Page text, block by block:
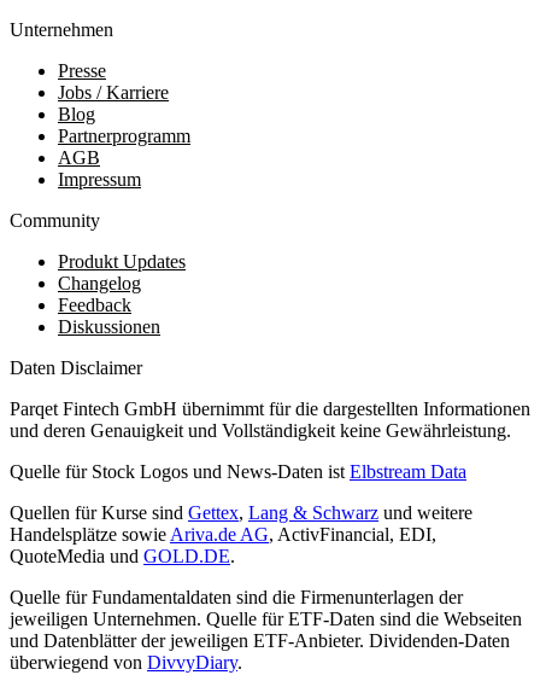
Unternehmen
Presse
Jobs / Karriere
Blog
Partnerprogramm
AGB
Impressum
Community
Produkt Updates
Changelog
Feedback
Diskussionen
Daten Disclaimer
Parqet Fintech GmbH übernimmt für die dargestellten Informationen
und deren Genauigkeit und Vollständigkeit keine Gewährleistung.
Quelle für Stock Logos und News-Daten ist Elbstream Data
Quellen für Kurse sind Gettex, Lang & Schwarz und weitere
Handelsplätze sowie Ariva.de AG, ActivFinancial, EDI,
QuoteMedia und GOLD.DE.
Quelle für Fundamentaldaten sind die Firmenunterlagen der
jeweiligen Unternehmen. Quelle für ETF-Daten sind die Webseiten
und Datenblätter der jeweiligen ETF-Anbieter. Dividenden-Daten
überwiegend von DivvyDiary.